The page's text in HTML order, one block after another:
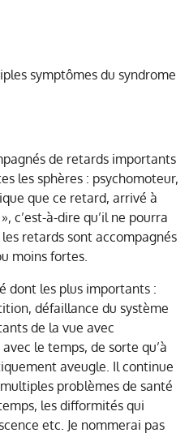
symptômes du syndrome
de retards importants
les sphères : psychomoteur,
que ce retard, arrivé à
c’est-à-dire qu’il ne pourra
retards sont accompagnés
moins fortes.
dont les plus importants :
défaillance du système
de la vue avec
le temps, de sorte qu’à
aveugle. Il continue
problèmes de santé
les difformités qui
etc. Je nommerai pas